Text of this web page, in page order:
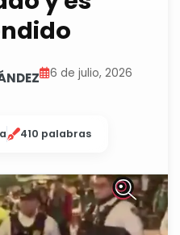
6 de julio, 2026
410 palabras